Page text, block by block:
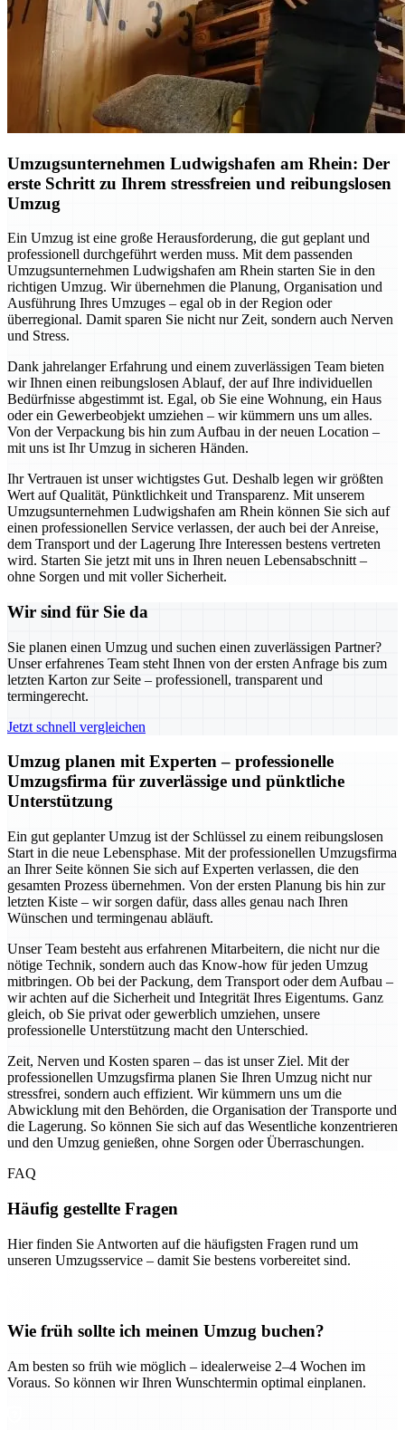
Umzugsunternehmen Ludwigshafen am Rhein: Der
erste Schritt zu Ihrem stressfreien und reibungslosen
Umzug
Ein Umzug ist eine große Herausforderung, die gut geplant und
professionell durchgeführt werden muss. Mit dem passenden
Umzugsunternehmen Ludwigshafen am Rhein starten Sie in den
richtigen Umzug. Wir übernehmen die Planung, Organisation und
Ausführung Ihres Umzuges – egal ob in der Region oder
überregional. Damit sparen Sie nicht nur Zeit, sondern auch Nerven
und Stress.
Dank jahrelanger Erfahrung und einem zuverlässigen Team bieten
wir Ihnen einen reibungslosen Ablauf, der auf Ihre individuellen
Bedürfnisse abgestimmt ist. Egal, ob Sie eine Wohnung, ein Haus
oder ein Gewerbeobjekt umziehen – wir kümmern uns um alles.
Von der Verpackung bis hin zum Aufbau in der neuen Location –
mit uns ist Ihr Umzug in sicheren Händen.
Ihr Vertrauen ist unser wichtigstes Gut. Deshalb legen wir größten
Wert auf Qualität, Pünktlichkeit und Transparenz. Mit unserem
Umzugsunternehmen Ludwigshafen am Rhein können Sie sich auf
einen professionellen Service verlassen, der auch bei der Anreise,
dem Transport und der Lagerung Ihre Interessen bestens vertreten
wird. Starten Sie jetzt mit uns in Ihren neuen Lebensabschnitt –
ohne Sorgen und mit voller Sicherheit.
Wir sind für Sie da
Sie planen einen Umzug und suchen einen zuverlässigen Partner?
Unser erfahrenes Team steht Ihnen von der ersten Anfrage bis zum
letzten Karton zur Seite – professionell, transparent und
termingerecht.
Jetzt schnell vergleichen
Umzug planen mit Experten – professionelle
Umzugsfirma für zuverlässige und pünktliche
Unterstützung
Ein gut geplanter Umzug ist der Schlüssel zu einem reibungslosen
Start in die neue Lebensphase. Mit der professionellen Umzugsfirma
an Ihrer Seite können Sie sich auf Experten verlassen, die den
gesamten Prozess übernehmen. Von der ersten Planung bis hin zur
letzten Kiste – wir sorgen dafür, dass alles genau nach Ihren
Wünschen und termingenau abläuft.
Unser Team besteht aus erfahrenen Mitarbeitern, die nicht nur die
nötige Technik, sondern auch das Know-how für jeden Umzug
mitbringen. Ob bei der Packung, dem Transport oder dem Aufbau –
wir achten auf die Sicherheit und Integrität Ihres Eigentums. Ganz
gleich, ob Sie privat oder gewerblich umziehen, unsere
professionelle Unterstützung macht den Unterschied.
Zeit, Nerven und Kosten sparen – das ist unser Ziel. Mit der
professionellen Umzugsfirma planen Sie Ihren Umzug nicht nur
stressfrei, sondern auch effizient. Wir kümmern uns um die
Abwicklung mit den Behörden, die Organisation der Transporte und
die Lagerung. So können Sie sich auf das Wesentliche konzentrieren
und den Umzug genießen, ohne Sorgen oder Überraschungen.
FAQ
Häufig gestellte Fragen
Hier finden Sie Antworten auf die häufigsten Fragen rund um
unseren Umzugsservice – damit Sie bestens vorbereitet sind.
Wie früh sollte ich meinen Umzug buchen?
Am besten so früh wie möglich – idealerweise 2–4 Wochen im
Voraus. So können wir Ihren Wunschtermin optimal einplanen.